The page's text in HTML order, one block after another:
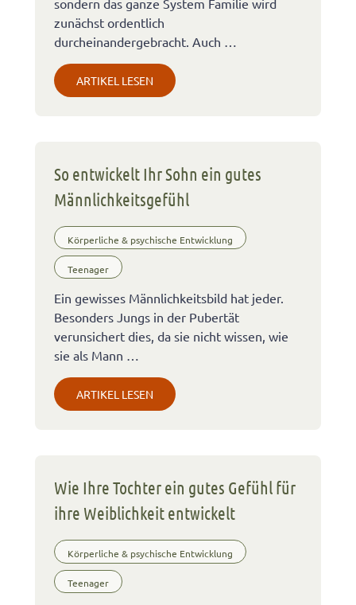
zunächst ordentlich
durcheinandergebracht. Auch …
ARTIKEL LESEN
So entwickelt Ihr Sohn ein gutes
Männlichkeitsgefühl
Körperliche & psychische Entwicklung
Teenager
Ein gewisses Männlichkeitsbild hat jeder.
Besonders Jungs in der Pubertät
verunsichert dies, da sie nicht wissen, wie
sie als Mann …
ARTIKEL LESEN
Wie Ihre Tochter ein gutes Gefühl für
ihre Weiblichkeit entwickelt
Körperliche & psychische Entwicklung
Teenager